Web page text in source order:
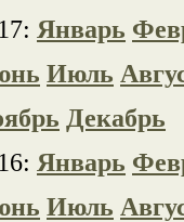
Январь
Июль
Декабрь
Январь
Июль